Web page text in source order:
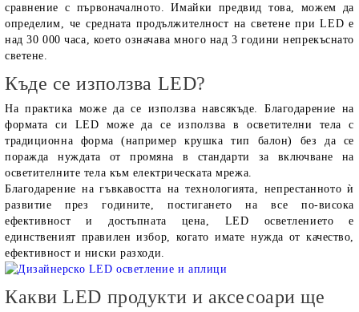
сравнение с първоначалното. Имайки предвид това, можем да
определим, че средната продължителност на светене при LED е
над 30 000 часа, което означава много над 3 години непрекъснато
светене.
Къде се използва LED?
На практика може да се използва навсякъде. Благодарение на
формата си LED може да се използва в осветителни тела с
традиционна форма (например крушка тип балон) без да се
поражда нуждата от промяна в стандарти за включване на
осветителните тела към електрическата мрежа.
Благодарение на гъвкавостта на технологията, непрестанното ѝ
развитие през годините, постигането на все по-висока
ефективност и достъпната цена, LED осветлението е
единственият правилен избор, когато имате нужда от качество,
ефективност и ниски разходи.
Какви LED продукти и аксесоари ще